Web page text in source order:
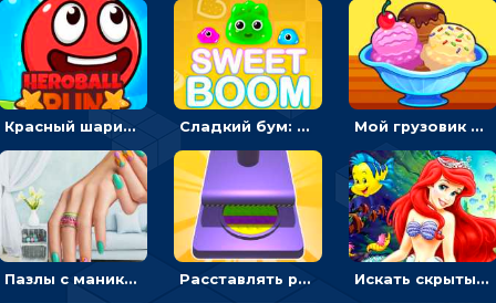
Красный шарик-герой в бегах: прыгать, чтобы избегать препятствий Сладкий бум: тапнуть, чтобы взорвать желейки - головоломка Мой грузовик с мороженным: принимать заказы и готовить десерты
Пазлы с маникюром: собери идеальный рисунок для ногтей Расставлять резиновые кубики, чтобы делать поп-ит - гиперказуальные Искать скрытый алфавит на картинках с мультяшными героями - головоломка для детей